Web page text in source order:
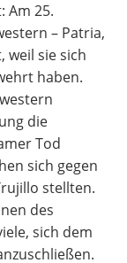
Am 25.
– Patria,
weil sie sich
haben.
die
Tod
sich gegen
stellten.
des
sich dem